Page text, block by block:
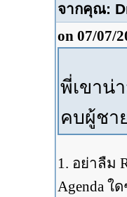
จากคุณ:
on 07/07/
พี่เขาน่
คบผู้ชา
1. อย่าลืม
Agenda ใ